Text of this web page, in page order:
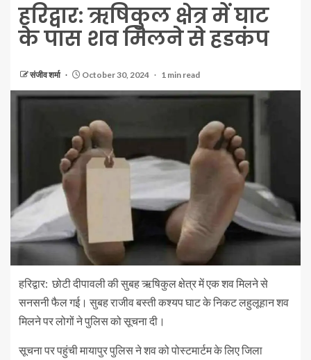
हरिद्वार: ऋषिकुल क्षेत्र में घाट
के पास शव मिलने से हडकंप
संजीव शर्मा October 30, 2024 1 min read
हरिद्वार: छोटी दीपावली की सुबह ऋषिकुल क्षेत्र में एक शव मिलने से
सनसनी फैल गई। सुबह राजीव बस्ती कश्यप घाट के निकट लहुलूहान शव
मिलने पर लोगों ने पुलिस को सूचना दी।
सूचना पर पहुंची मायापुर पुलिस ने शव को पोस्टमार्टम के लिए जिला